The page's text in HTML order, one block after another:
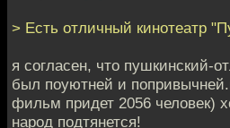
> Есть отличный кинотеатр
я согласен, что пушкинский-
был поуютней и
фильм придет 2056 человек)
народ подтянется!